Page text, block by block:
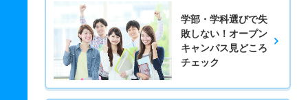
学部・学科選びで失
敗しない！オープン
キャンパス見どころ
チェック